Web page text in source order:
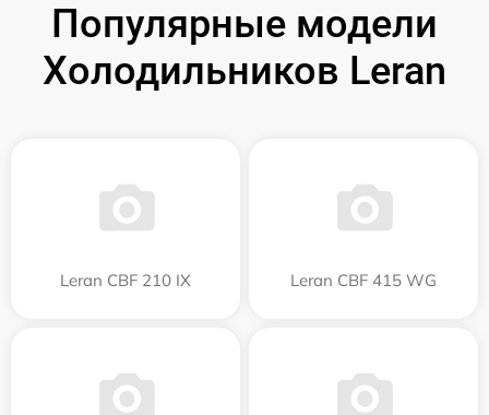
Популярные модели
Холодильников Leran
Leran CBF 210 IX Leran CBF 415 WG